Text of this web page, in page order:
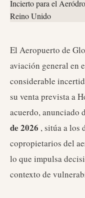
El Aeropuerto de
aviación general en
considerable
su venta prevista a
acuerdo, anunciado
de 2026 , sitúa a los
copropietarios del
lo que impulsa
contexto de